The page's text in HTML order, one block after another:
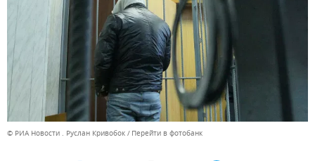
© РИА Новости . Руслан Кривобок Перейти в фотобанк